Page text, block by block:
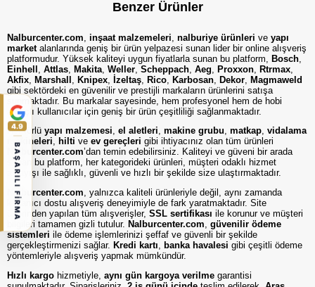
4.9
BAŞARILI FİRMA
Benzer Ürünler
Nalburcenter.com inşaat malzemeleri nalburiye ürünleri ve yapı
marketalanlarında geniş bir ürün yelpazesi sunan lider bir online alışveriş
platformudur. Yüksek kaliteyi uygun fiyatlarla sunan bu platform, Bosch
Einhell Attlas Makita Weller Scheppach Aeg Proxxon Rtrmax
Akfix Marshall Knipex İzeltaş Rico Karbosan Dekor Magmaweld
gibi sektördeki en güvenilir ve prestijli markaların ürünlerini satışa
sunmaktadır. Bu markalar sayesinde, hem profesyonel hem de hobi
amaçlı kullanıcılar için geniş bir ürün çeşitliliği sağlanmaktadır.
Her türlü yapı malzemesi, el aletleri, makine grubu, matkap, vidalama
makineleri, hilti ve ev gereçleri gibi ihtiyacınız olan tüm ürünleri
Nalburcenter.com’dan temin edebilirsiniz. Kaliteyi ve güveni bir arada
sunan bu platform, her kategorideki ürünleri, müşteri odaklı hizmet
anlayışı ile sağlıklı, güvenli ve hızlı bir şekilde size ulaştırmaktadır.
Nalburcenter.com, yalnızca kaliteli ürünleriyle değil, aynı zamanda
kullanıcı dostu alışveriş deneyimiyle de fark yaratmaktadır. Site
üzerinden yapılan tüm alışverişler, SSL sertifikası ile korunur ve müşteri
bilgileri tamamen gizli tutulur. Nalburcenter.com, güvenilir ödeme
sistemleri ile ödeme işlemlerinizi şeffaf ve güvenli bir şekilde
gerçekleştirmenizi sağlar. Kredi kartı, banka havalesi gibi çeşitli ödeme
yöntemleriyle alışveriş yapmak mümkündür.
Hızlı kargo hizmetiyle, aynı gün kargoya verilme garantisi